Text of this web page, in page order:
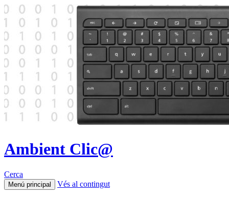
Ambient Clic@
Cerca
Menú principal Vés al contingut